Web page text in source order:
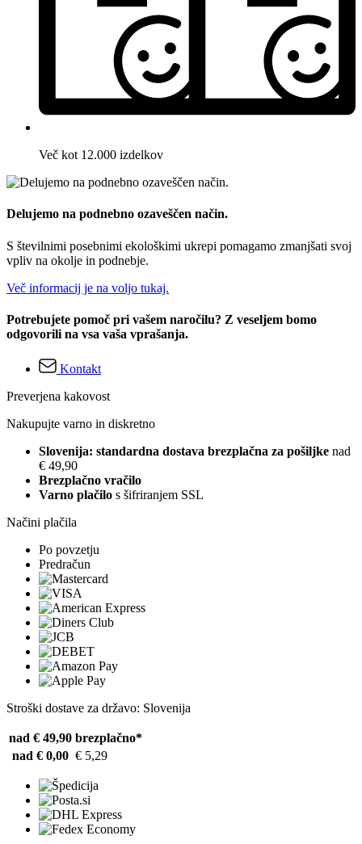
Več kot 12.000 izdelkov
Delujemo na podnebno ozaveščen način.
S številnimi posebnimi ekološkimi ukrepi pomagamo zmanjšati svoj
vpliv na okolje in podnebje.
Več informacij je na voljo tukaj.
Potrebujete pomoč pri vašem naročilu? Z veseljem bomo
odgovorili na vsa vaša vprašanja.
Kontakt
Preverjena kakovost
Nakupujte varno in diskretno
Slovenija: standardna dostava brezplačna za pošiljke nad
€ 49,90
Brezplačno vračilo
Varno plačilo s šifriranjem SSL
Načini plačila
Po povzetju
Predračun
Stroški dostave za državo: Slovenija
nad € 49,90 brezplačno*
nad € 0,00 € 5,29